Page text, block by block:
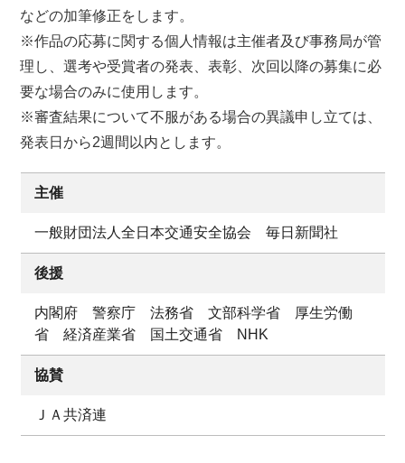
などの加筆修正をします。
※作品の応募に関する個人情報は主催者及び事務局が管
理し、選考や受賞者の発表、表彰、次回以降の募集に必
要な場合のみに使用します。
※審査結果について不服がある場合の異議申し立ては、
発表日から2週間以内とします。
主催
一般財団法人全日本交通安全協会 毎日新聞社
後援
内閣府 警察庁 法務省 文部科学省 厚生労働
省 経済産業省 国土交通省 NHK
協賛
ＪＡ共済連